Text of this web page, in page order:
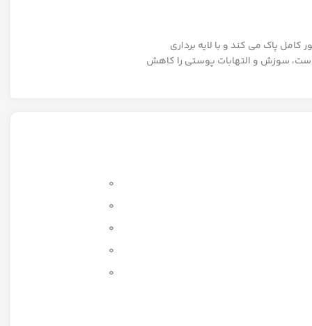
پاک می کند و با لایه برداری
سوزش و التهابات پوستی را کاهش
0
0
0
0
0